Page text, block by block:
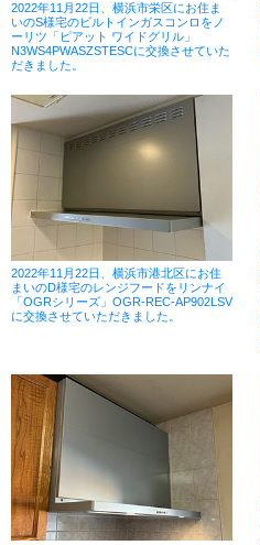
2022年11月22日、横浜市栄区にお住ま
いのS様宅のビルトインガスコンロをノ
ーリツ「ピアット ワイドグリル」
N3WS4PWASZSTESCに交換させていた
だきました。
2022年11月22日、横浜市港北区にお住
まいのD様宅のレンジフードをリンナイ
「OGRシリーズ」OGR-REC-AP902LSV
に交換させていただきました。